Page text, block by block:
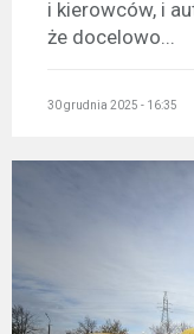
i kierowców, i
że docelowo...
30 grudnia 2025 - 16:35